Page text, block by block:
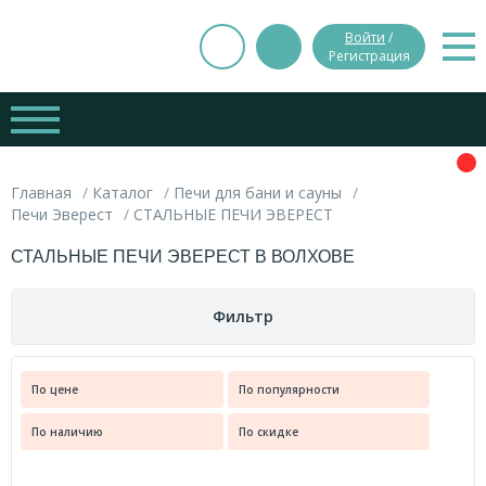
Войти /
Регистрация
Главная Каталог
Печи для бани и сауны
Печи Эверест
СТАЛЬНЫЕ ПЕЧИ ЭВЕРЕСТ
СТАЛЬНЫЕ ПЕЧИ ЭВЕРЕСТ В ВОЛХОВЕ
Фильтр
Цена
Страна-производитель
По цене По популярности
По наличию По скидке